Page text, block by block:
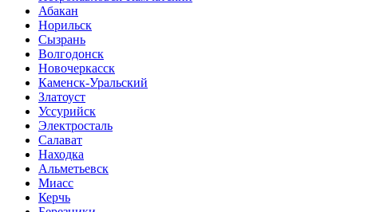
Абакан
Норильск
Сызрань
Волгодонск
Новочеркасск
Каменск-Уральский
Златоуст
Уссурийск
Электросталь
Салават
Находка
Альметьевск
Миасс
Керчь